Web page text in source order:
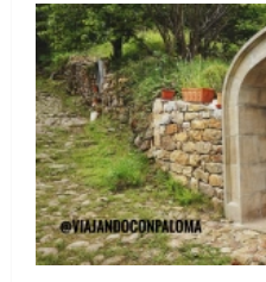
del
vino
en
España